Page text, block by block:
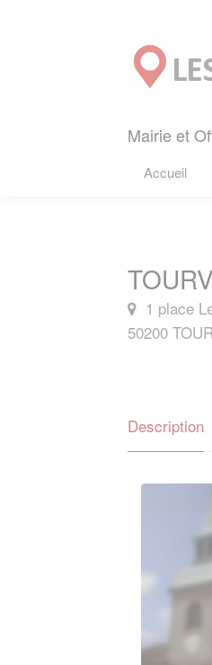
Mairie et
Accueil
1 place
50200
Description